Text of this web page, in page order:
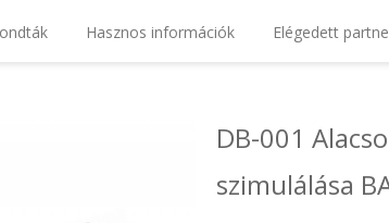
Hasznos információk Elégedett
DB-001
szimulálása